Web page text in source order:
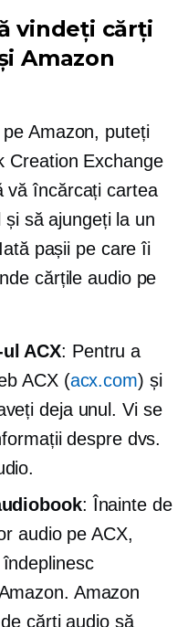
vindeți cărți
Amazon
Amazon, puteți
Creation Exchange
vă încărcați cartea
să ajungeți la un
pașii pe care îi
cărțile audio pe
ACX: Pentru a
ACX (acx.com) și
deja unul. Vi se
despre dvs.
: Înainte de
audio pe ACX,
Amazon
cărți audio să